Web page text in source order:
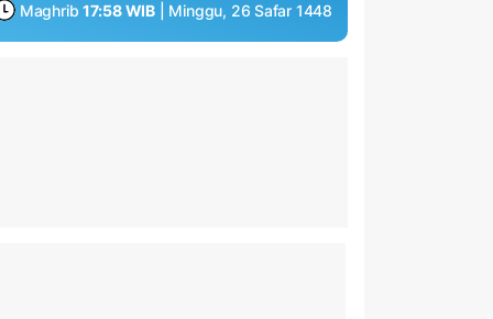
Maghrib 17:58 WIB | Minggu, 26 Safar 1448